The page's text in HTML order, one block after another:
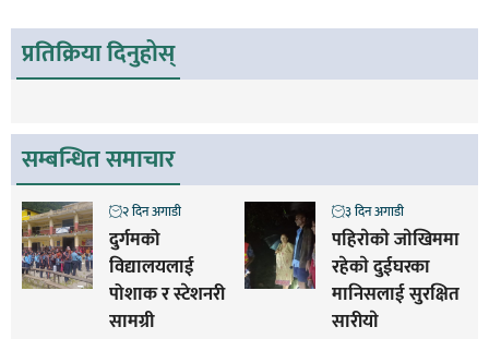
प्रतिक्रिया दिनुहोस्
सम्बन्धित समाचार
दुर्गमको
विद्यालयलाई
पोशाक र स्टेशनरी
सामग्री
२ दिन अगाडी
पहिराेकाे जाेखिममा
रहेकाे दुईघरका
मानिसलाई सुरक्षित
सारीयाे
३ दिन अगाडी